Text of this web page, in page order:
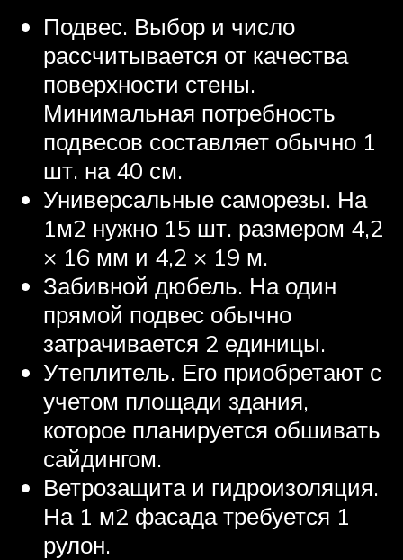
Подвес. Выбор и число
рассчитывается от качества
поверхности стены.
Минимальная потребность
подвесов составляет обычно 1
шт. на 40 см.
Универсальные саморезы. На
1м2 нужно 15 шт. размером 4,2
× 16 мм и 4,2 × 19 м.
Забивной дюбель. На один
прямой подвес обычно
затрачивается 2 единицы.
Утеплитель. Его приобретают с
учетом площади здания,
которое планируется обшивать
сайдингом.
Ветрозащита и гидроизоляция.
На 1 м2 фасада требуется 1
рулон.